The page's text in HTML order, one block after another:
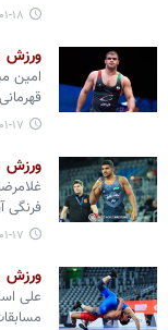
۱۴۰۵-
ورزش
۱۴۰۵-
ورزش
فرنگی
۱۴۰۵-
ورزش